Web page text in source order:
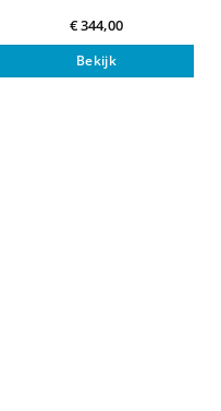
€344,00
Bekijk